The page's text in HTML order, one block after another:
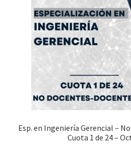
Esp. en Ingeniería Gerencial –
Cuota 1 de 24 –